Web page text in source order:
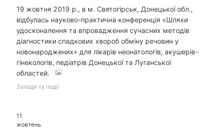
19 жовтня 2019 р., в м. Святогірськ, Донецької обл.,
відбулась науково-практична конференція «Шляхи
удосконалення та впровадження сучасних методів
діагностики спадкових хвороб обміну речовин у
новонароджених» для лікарів неонатологів, акушерів-
гінекологів, педіатрів Донецької та Луганської
областей.
Заходи та події
11
жовтень